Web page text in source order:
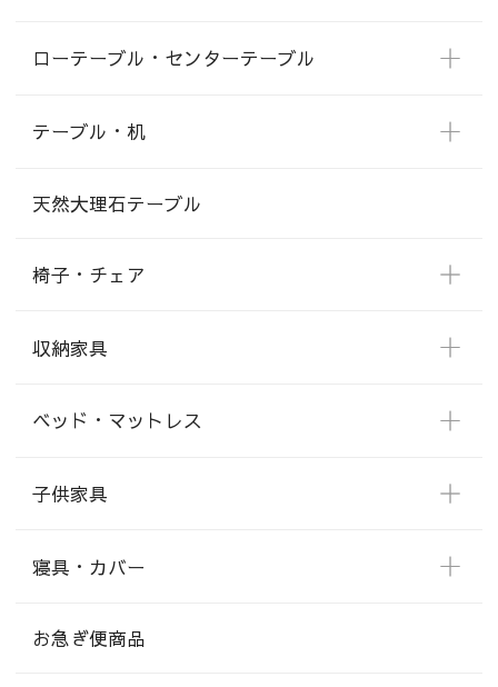
ローテーブル・センターテーブル
テーブル・机
天然大理石テーブル
椅子・チェア
収納家具
ベッド・マットレス
子供家具
寝具・カバー
お急ぎ便商品